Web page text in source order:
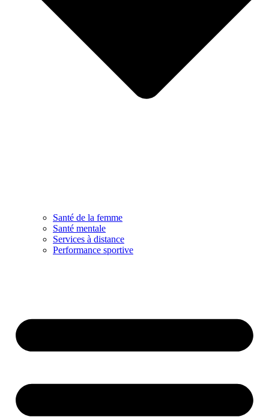
Santé de la femme
Santé mentale
Services à distance
Performance sportive